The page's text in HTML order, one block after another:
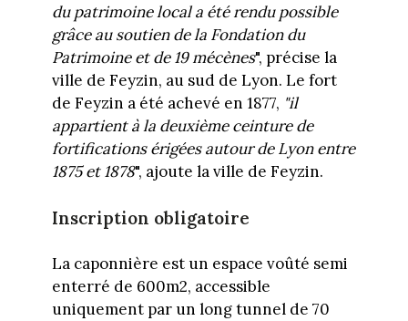
du patrimoine local a été rendu possible
grâce au soutien de la Fondation du
Patrimoine et de 19 mécènes", précise la
ville de Feyzin, au sud de Lyon. Le fort
de Feyzin a été achevé en 1877, "il
appartient à la deuxième ceinture de
fortifications érigées autour de Lyon entre
1875 et 1878", ajoute la ville de Feyzin.
Inscription obligatoire
La caponnière est un espace voûté semi
enterré de 600m2, accessible
uniquement par un long tunnel de 70